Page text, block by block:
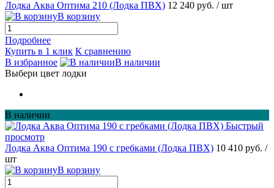
Лодка Аква Оптима 210 (Лодка ПВХ) 12 240 руб. / шт
В корзину
Подробнее
Купить в 1 клик К сравнению
В избранное
В наличии
Выбери цвет лодки
В наличии
Быстрый
просмотр
Лодка Аква Оптима 190 с гребками (Лодка ПВХ) 10 410 руб. /
шт
В корзину